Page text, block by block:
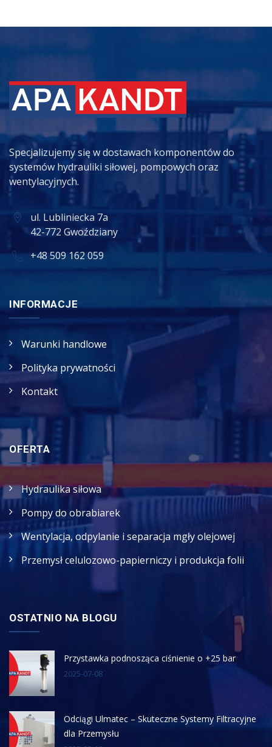
Specjalizujemy się w dostawach komponentów do
systemów hydrauliki siłowej, pompowych oraz
wentylacyjnych.
ul. Lubliniecka 7a
42-772 Gwoździany
+48 509 162 059
INFORMACJE
Warunki handlowe
Polityka prywatności
Kontakt
OFERTA
Hydraulika siłowa
Pompy do obrabiarek
Wentylacja, odpylanie i separacja mgły olejowej
Przemysł celulozowo-papierniczy i produkcja folii
OSTATNIO NA BLOGU
Przystawka podnosząca ciśnienie o +25 bar
2025-07-08
Odciągi Ulmatec – Skuteczne Systemy Filtracyjne
dla Przemysłu